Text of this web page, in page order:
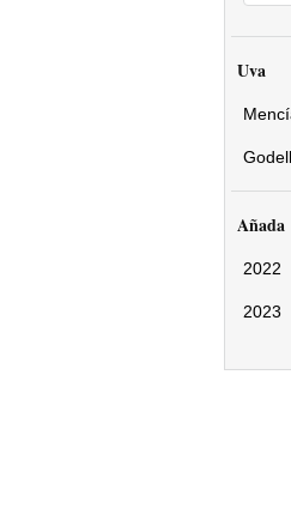
Uva
Añada
2022
2023